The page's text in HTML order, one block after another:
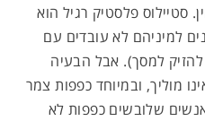
סטיילוס פלסטיק רגיל הוא
למיניהם לא עובדים עם
להזיק למסך). אבל הבעיה
מוליך, ובמיוחד כפפות צמר
שלובשים כפפות לא